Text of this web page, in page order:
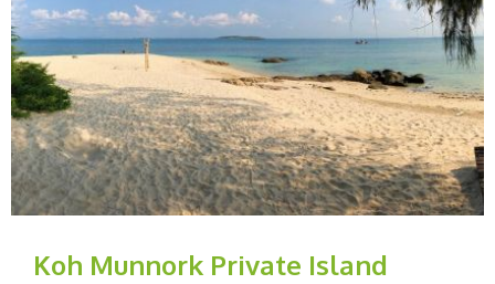
Koh Munnork Private Island